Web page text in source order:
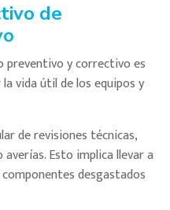
de
preventivo y correctivo es
vida útil de los equipos y
de revisiones técnicas,
Esto implica llevar a
desgastados